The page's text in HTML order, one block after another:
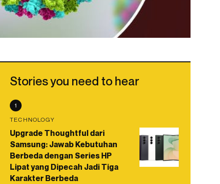
Stories you need to hear
1
TECHNOLOGY
Upgrade Thoughtful dari
Samsung: Jawab Kebutuhan
Berbeda dengan Series HP
Lipat yang Dipecah Jadi Tiga
Karakter Berbeda